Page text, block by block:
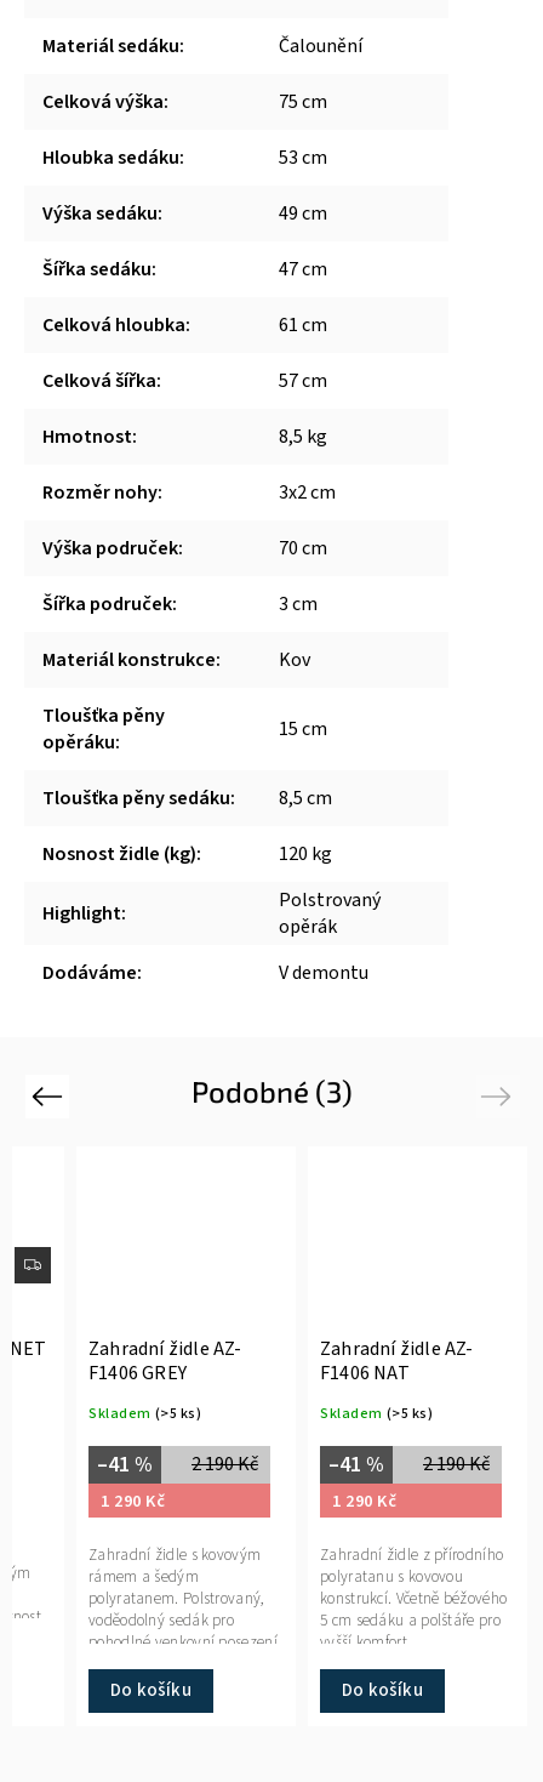
Materiál sedáku: Čalounění
Celková výška: 75 cm
Hloubka sedáku: 53 cm
Výška sedáku: 49 cm
Šířka sedáku: 47 cm
Celková hloubka: 61 cm
Celková šířka: 57 cm
Hmotnost: 8,5 kg
Rozměr nohy: 3x2 cm
Výška područek: 70 cm
Šířka područek: 3 cm
Materiál konstrukce: Kov
Tloušťka pěny
opěráku: 15 cm
Tloušťka pěny sedáku: 8,5 cm
Nosnost židle (kg): 120 kg
Highlight:
Polstrovaný
opěrák
Dodáváme: V demontu
Podobné (3)
Previous
NET
Zahradní židle AZ-
F1406 GREY
Skladem (>5 ks)
2 190 Kč
–41 %
1 290 Kč
Do košíku
Zahradní židle s kovovým
rámem a šedým
polyratanem. Polstrovaný,
voděodolný sedák pro
pohodlné venkovní posezení.
Zahradní židle AZ-
F1406 NAT
Skladem (>5 ks)
2 190 Kč
–41 %
1 290 Kč
Do košíku
Zahradní židle z přírodního
polyratanu s kovovou
konstrukcí. Včetně béžového
5 cm sedáku a polštáře pro
vyšší komfort.
Next